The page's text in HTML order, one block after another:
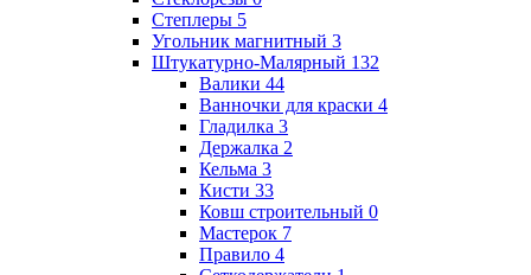
Степлеры 5
Угольник магнитный 3
Штукатурно-Малярный 132
Валики 44
Ванночки для краски 4
Гладилка 3
Держалка 2
Кельма 3
Кисти 33
Ковш строительный 0
Мастерок 7
Правило 4